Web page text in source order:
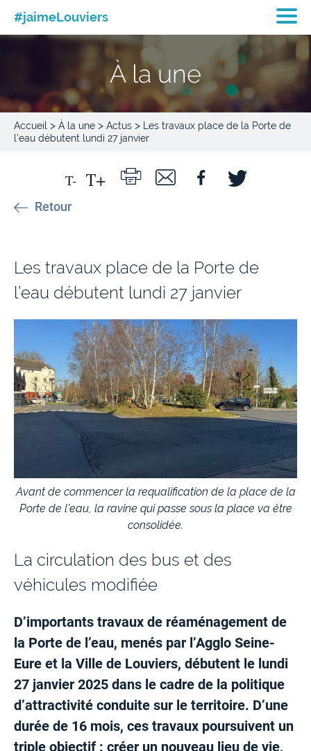
#jaimeLouviers
À la une
Accueil > À la une > Actus >
Les travaux place de la Porte de
l’eau débutent lundi 27 janvier
Retour
Les travaux place de la Porte de
l’eau débutent lundi 27 janvier
Avant de commencer la requalification de la place de la
Porte de l’eau, la ravine qui passe sous la place va être
consolidée.
La circulation des bus et des
véhicules modifiée
D’importants travaux de réaménagement de
la Porte de l’eau, menés par l’Agglo Seine-
Eure et la Ville de Louviers, débutent le lundi
27 janvier 2025 dans le cadre de la politique
d’attractivité conduite sur le territoire. D’une
durée de 16 mois, ces travaux poursuivent un
triple objectif : créer un nouveau lieu de vie,